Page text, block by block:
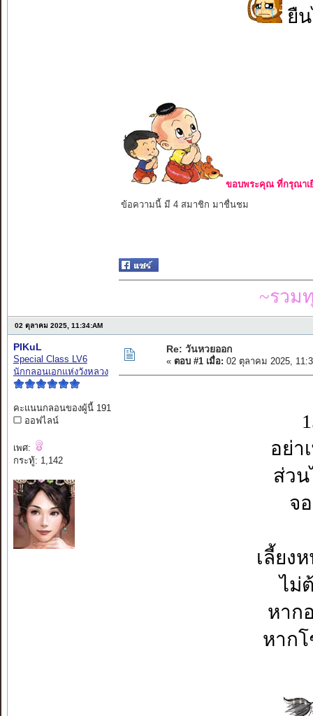
ยื
ขอบพระคุณ ที่กรุณาเ
ข้อความนี้ มี 4 สมาชิก มาชื่นชม
~รวม
02 ตุลาคม 2025, 11:34:AM
PIKuL
Special Class LV6
นักกลอนเอกแห่งวังหลวง
คะแนนกลอนของผู้นี้ 191
ออฟไลน์
เพศ:
กระทู้: 1,142
Re: วันหวยออก
« ตอบ #1 เมื่อ: 02 ตุลาคม 2025,
อย่า
ส่ว
จ
เลี้ยง
ไม่
หาก
หาก